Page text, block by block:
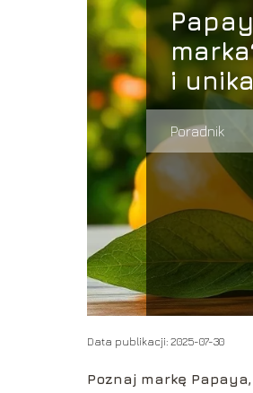
i
Poradnik
Data publikacji: 2025-07-30
Poznaj markę